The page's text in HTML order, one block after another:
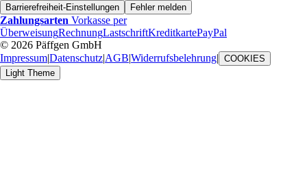
Barrierefreiheit-Einstellungen Fehler melden
Zahlungsarten Vorkasse per
ÜberweisungRechnungLastschriftKreditkartePayPal
© 2026 Päffgen GmbH
Impressum|Datenschutz|AGB|Widerrufsbelehrung| COOKIES
Light Theme